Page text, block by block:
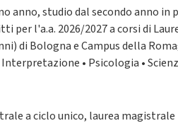
anno, studio dal secondo anno in
per l'a.a. 2026/2027 a corsi di
di Bologna e Campus della
• Psicologia •
a ciclo unico, laurea magistrale